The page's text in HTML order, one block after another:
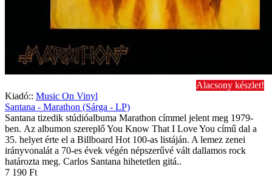
Alacsony készlet!
Kiadó:: Music On Vinyl
Santana - Marathon (Sárga - LP)
Santana tizedik stúdióalbuma Marathon címmel jelent meg 1979-
ben. Az albumon szereplő You Know That I Love You című dal a
35. helyet érte el a Billboard Hot 100-as listáján. A lemez zenei
irányvonalát a 70-es évek végén népszerűvé vált dallamos rock
határozta meg. Carlos Santana hihetetlen gitá..
7 190 Ft